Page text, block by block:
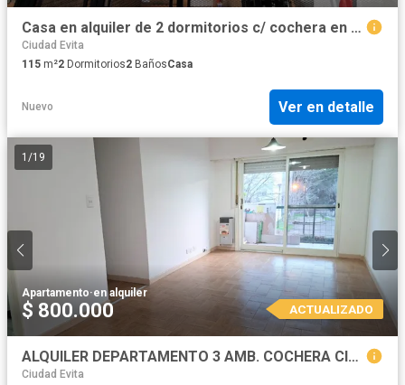
Casa en alquiler de 2 dormitorios c/ cochera en Ciudad Evita BArrio Cotevi
Ciudad Evita
115 m²2 Dormitorios2 BañosCasa
Nuevo Ver en detalle
1 /19
Apartamento·en alquiler
$ 800.000 ACTUALIZADO
ALQUILER DEPARTAMENTO 3 AMB. COCHERA CIUDAD EVITA
Ciudad Evita